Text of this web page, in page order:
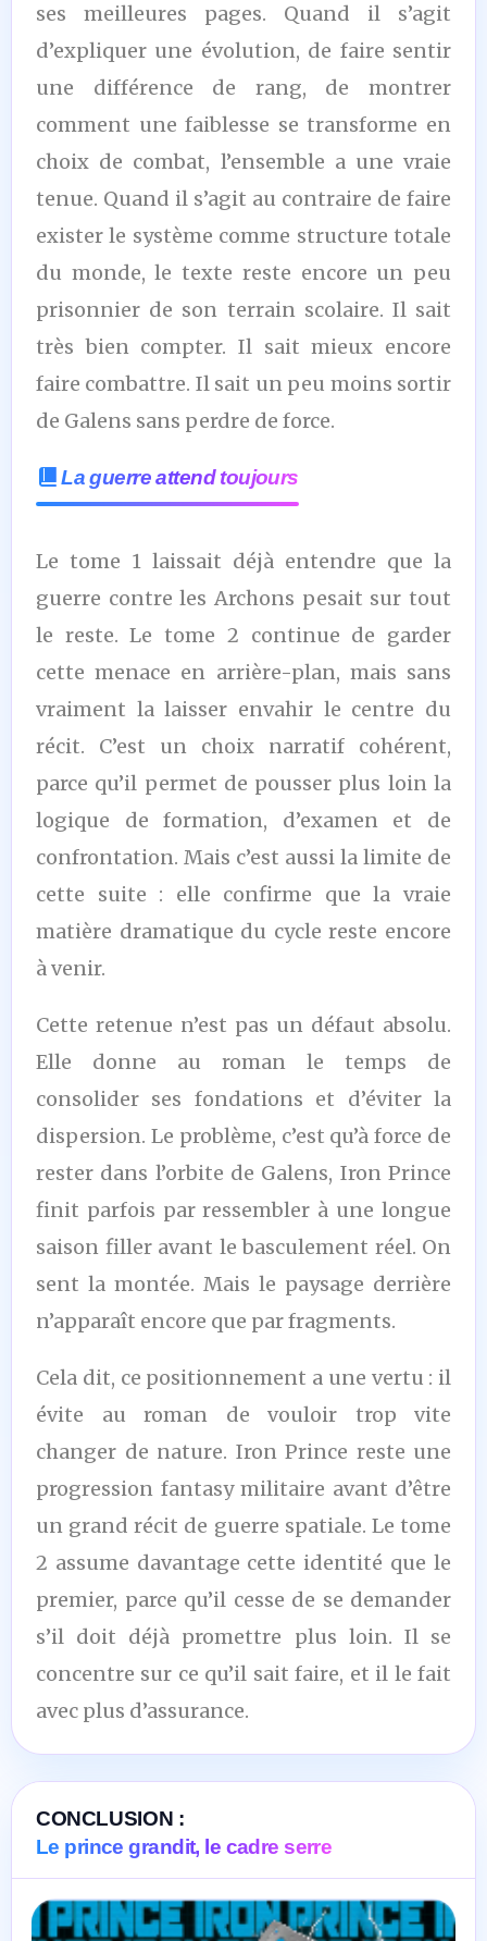
ses meilleures pages. Quand il s’agit
d’expliquer une évolution, de faire sentir
une différence de rang, de montrer
comment une faiblesse se transforme en
choix de combat, l’ensemble a une vraie
tenue. Quand il s’agit au contraire de faire
exister le système comme structure totale
du monde, le texte reste encore un peu
prisonnier de son terrain scolaire. Il sait
très bien compter. Il sait mieux encore
faire combattre. Il sait un peu moins sortir
de Galens sans perdre de force.
La guerre attend toujours
Le tome 1 laissait déjà entendre que la
guerre contre les Archons pesait sur tout
le reste. Le tome 2 continue de garder
cette menace en arrière-plan, mais sans
vraiment la laisser envahir le centre du
récit. C’est un choix narratif cohérent,
parce qu’il permet de pousser plus loin la
logique de formation, d’examen et de
confrontation. Mais c’est aussi la limite de
cette suite : elle confirme que la vraie
matière dramatique du cycle reste encore
à venir.
Cette retenue n’est pas un défaut absolu.
Elle donne au roman le temps de
consolider ses fondations et d’éviter la
dispersion. Le problème, c’est qu’à force de
rester dans l’orbite de Galens, Iron Prince
finit parfois par ressembler à une longue
saison filler avant le basculement réel. On
sent la montée. Mais le paysage derrière
n’apparaît encore que par fragments.
Cela dit, ce positionnement a une vertu : il
évite au roman de vouloir trop vite
changer de nature. Iron Prince reste une
progression fantasy militaire avant d’être
un grand récit de guerre spatiale. Le tome
2 assume davantage cette identité que le
premier, parce qu’il cesse de se demander
s’il doit déjà promettre plus loin. Il se
concentre sur ce qu’il sait faire, et il le fait
avec plus d’assurance.
CONCLUSION :
Le prince grandit, le cadre serre